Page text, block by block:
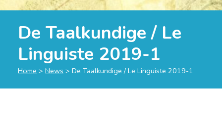
De Taalkundige / Le
Linguiste 2019-1
Home > News > De Taalkundige / Le Linguiste 2019-1